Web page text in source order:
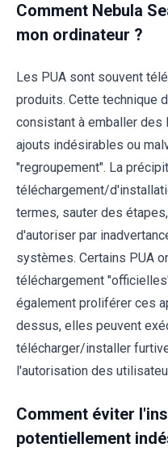
Comment Nebula
mon ordinateur ?
Les PUA sont souvent
produits. Cette technique
consistant à emballer des
ajouts indésirables ou
"regroupement". La
téléchargement/
termes, sauter des
d'autoriser par
systèmes. Certains PUA
téléchargement
également proliférer ces
dessus, elles peuvent
télécharger/installer
l'autorisation des
Comment éviter
potentiellement